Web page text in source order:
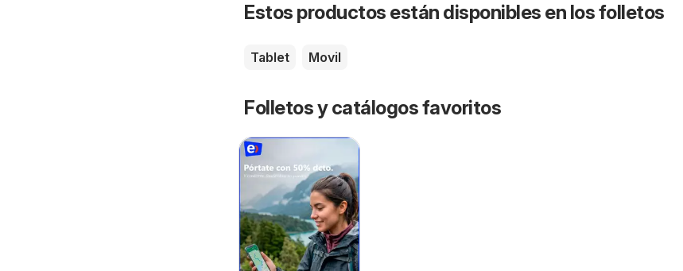
Estos productos están disponibles en los folletos
Tablet Movil
Folletos y catálogos favoritos